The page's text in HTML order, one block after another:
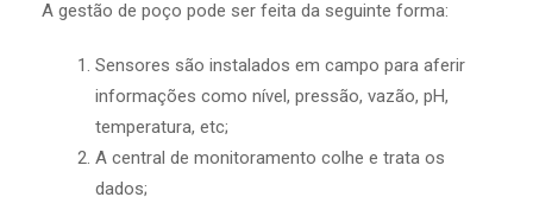
A gestão de poço pode ser feita da seguinte forma:
Sensores são instalados em campo para aferir
informações como nível, pressão, vazão, pH,
temperatura, etc;
A central de monitoramento colhe e trata os
dados;